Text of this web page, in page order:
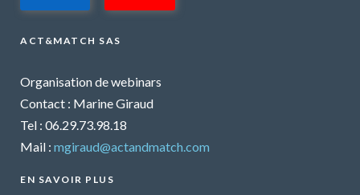
ACT&MATCH SAS
Organisation de webinars
Contact : Marine Giraud
Tel : 06.29.73.98.18
Mail : mgiraud@actandmatch.com
EN SAVOIR PLUS